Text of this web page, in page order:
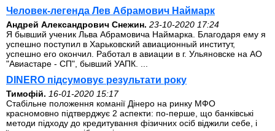
Человек-легенда Лев Абрамович Наймарк
Андрей Александрович Снежин. 23-10-2020 17:24
Я бывший ученик Льва Абрамовича Наймарка. Благодаря ему я
успешно поступил в Харьковский авиационный институт,
успешно его окончил. Работал в авиации в г. Ульяновске на АО
"Авиастаре - СП", бывший УАПК. ...
DINERO підсумовує результати року
Тимофій. 16-01-2020 15:17
Стабільне положення команії Дінеро на ринку МФО
красномовно підтверджує 2 аспекти: по-перше, що банківські
методи підходу до кредитування фізичних осіб віджили себе, і